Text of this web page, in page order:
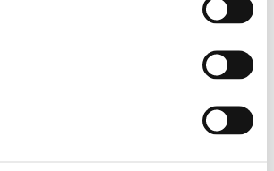
vaalii perinteisiä, kohteliaita
perustana on toisten
pyrkii kehittämään suomalaista
zmp9iGQ8YdYpVBn86
Jarmo Lehtola: 050 4432 082
seuraava vaihe